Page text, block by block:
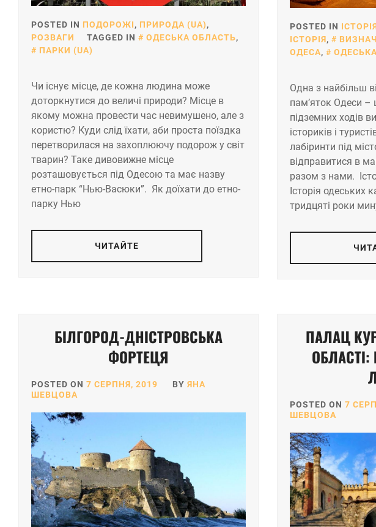
POSTED IN ПОДОРОЖІ, ПРИРОДА (UA),
РОЗВАГИ
TAGGED IN ОДЕСЬКА ОБЛАСТЬ,
ПАРКИ (UA)
Чи існує місце, де кожна людина може
доторкнутися до величі природи? Місце в
якому можна провести час невимушено, але з
користю? Куди слід їхати, аби проста поїздка
перетворилася на захоплюючу подорож у світ
тварин? Таке дивовижне місце
розташовується під Одесою та має назву
етно-парк “Нью-Васюки”. Як доїхати до етно-
парку Нью
ЧИТАЙТЕ
POSTED IN
ІСТОРІЯ,
ОДЕСА,
Одна з найбільш
пам’яток Одеси
підземних ходів
істориків і
лабіринти під
відправитися в
разом з нами.
Історія одеських
тридцяті роки
БІЛГОРОД-ДНІСТРОВСЬКА
ФОРТЕЦЯ
POSTED ON 7 СЕРПНЯ, 2019 BY ЯНА
ШЕВЦОВА
ПАЛАЦ
ОБЛАСТІ:
POSTED ON 7
ШЕВЦОВА